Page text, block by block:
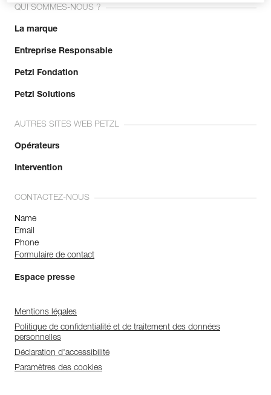
QUI SOMMES-NOUS ?
La marque
Entreprise Responsable
Petzl Fondation
Petzl Solutions
AUTRES SITES WEB PETZL
Opérateurs
Intervention
CONTACTEZ-NOUS
Name
Email
Phone
Formulaire de contact
Espace presse
Mentions légales
Politique de confidentialité et de traitement des données
personnelles
Déclaration d'accessibilité
Paramètres des cookies